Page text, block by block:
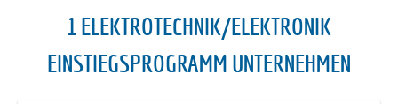
1 ELEKTROTECHNIK/ELEKTRONIK
EINSTIEGSPROGRAMM UNTERNEHMEN